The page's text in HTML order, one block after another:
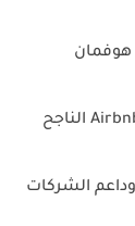
قصة بول غراهام مؤسس Y Combinator وداعم الشركات